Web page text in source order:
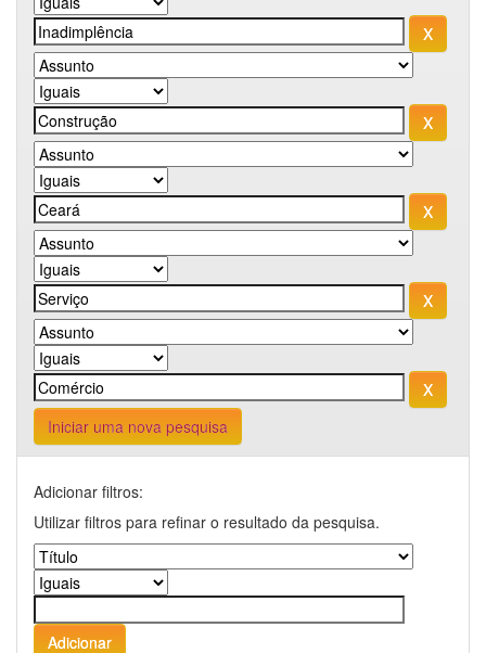
Iniciar uma nova pesquisa
Adicionar filtros:
Utilizar filtros para refinar o resultado da pesquisa.